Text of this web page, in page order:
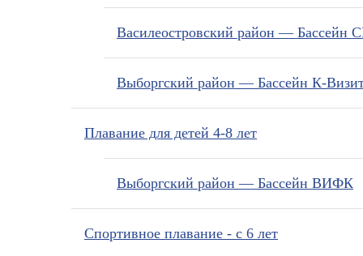
Василеостровский район — Бассейн
Выборгский район — Бассейн К-
Плавание для детей 4-8 лет
Выборгский район — Бассейн ВИФК
Спортивное плавание - с 6 лет